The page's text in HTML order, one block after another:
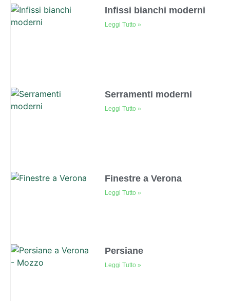
Infissi bianchi moderni
Leggi Tutto »
Serramenti moderni
Leggi Tutto »
Finestre a Verona
Leggi Tutto »
Persiane
Leggi Tutto »